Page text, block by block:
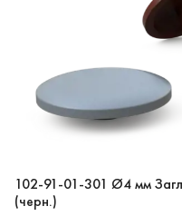
102-91-01-301 Ø4 мм
(черн.)